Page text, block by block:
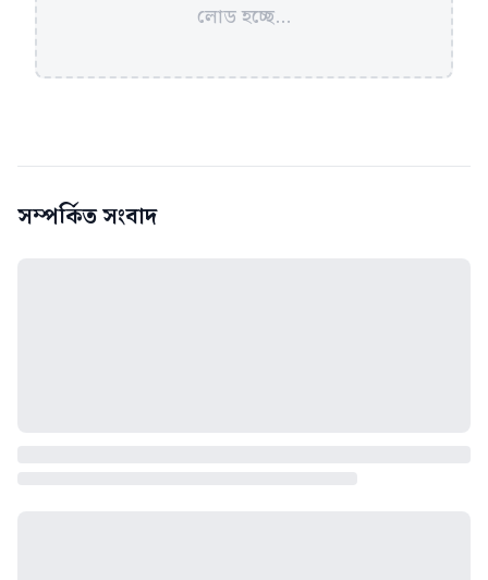
লোড হচ্ছে...
সম্পর্কিত সংবাদ